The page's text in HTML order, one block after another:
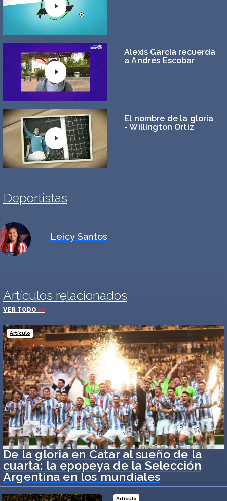
Alexis García recuerda
a Andrés Escobar
El nombre de la gloria
- Willington Ortiz
Deportistas
Leicy Santos
Artículos relacionados
VER TODO >>
De la gloria en Catar al sueño de la
cuarta: la epopeya de la Selección
Argentina en los mundiales
Artículo
Artículo